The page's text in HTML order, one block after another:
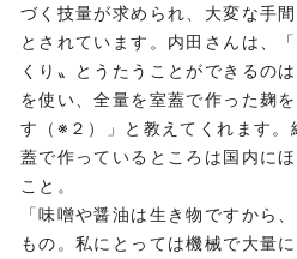
づく技量が求められ、大変な手
とされています。内田さんは、
くり〟とうたうことができるの
を使い、全量を室蓋で作った麹
す（※２）」と教えてくれます。
蓋で作っているところは国内に
こと。
「味噌や醤油は生き物ですから
もの。私にとっては機械で大量